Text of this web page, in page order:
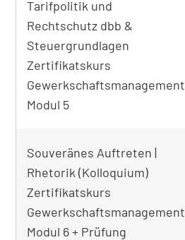
Tarifpolitik und
Rechtschutz dbb &
Steuergrundlagen
Zertifikatskurs
Gewerkschaftsmanagement
Modul 5
Souveränes Auftreten |
Rhetorik (Kolloquium)
Zertifikatskurs
Gewerkschaftsmanagement
Modul 6 + Prüfung